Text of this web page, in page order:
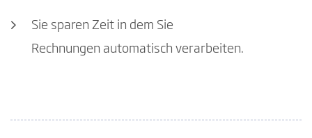
Sie sparen Zeit in dem Sie
Rechnungen automatisch verarbeiten.